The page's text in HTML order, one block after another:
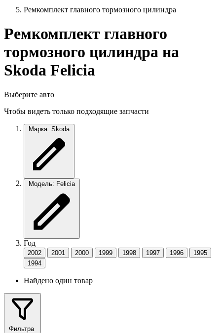
Ремкомплект главного тормозного цилиндра
Ремкомплект главного
тормозного цилиндра на
Skoda Felicia
Выберите авто
Чтобы видеть только подходящие запчасти
Марка: Skoda
Модель: Felicia
Год
2002 2001 2000 1999 1998 1997 1996
1995
1994
Найдено один товар
Фильтра